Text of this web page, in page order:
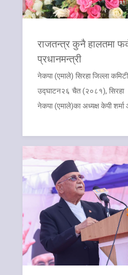
राजतन्त्र कुनै हालतमा
प्रधानमन्त्री
​नेकपा (एमाले) सिरहा जिल्ला
उद्घाटन२६ चैत (२०८१), सिरहा
नेकपा (एमाले)का अध्यक्ष केपी